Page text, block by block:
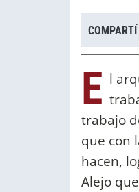
E l
trabajo
que con
hacen,
Alejo